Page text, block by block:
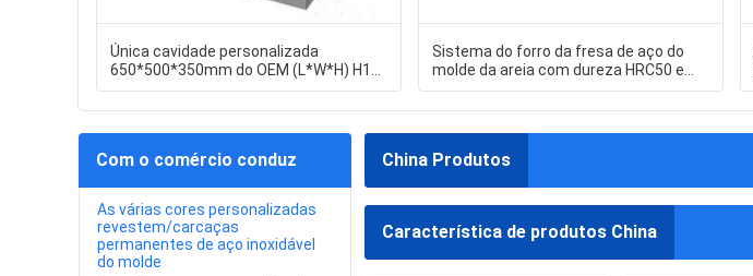
Única cavidade personalizada
650*500*350mm do OEM (L*W*H) H13
morrem molde de carcaça
Sistema do forro da fresa de aço do
molde da areia com dureza HRC50 e
AK50J DF069
Com o comércio conduz
As várias cores personalizadas
revestem/carcaças
permanentes de aço inoxidável
do molde
China Produtos
Característica de produtos China